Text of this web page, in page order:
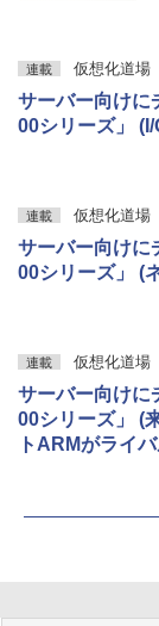
連載 仮想化道場
サーバー向けに
00シリーズ」
連載 仮想化道場
サーバー向けに
00シリーズ」 (
連載 仮想化道場
サーバー向けに
00シリーズ」 (
トARMがライ